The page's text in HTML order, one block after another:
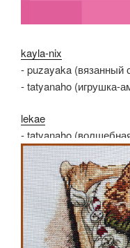
kayla-nix
- puzayaka (вязанный
- tatyanaho (игрушка-
lekae
- tatyanaho